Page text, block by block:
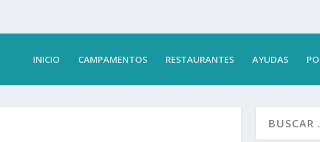
INICIO CAMPAMENTOS RESTAURANTES AYUDAS